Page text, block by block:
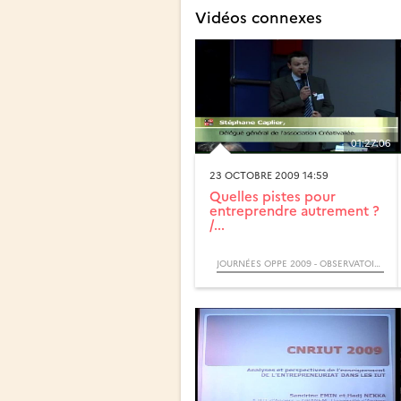
Vidéos connexes
01:27:06
23 OCTOBRE 2009 14:59
Quelles pistes pour
entreprendre autrement ?
/...
JOURNÉES OPPE 2009 - OBSERVATOIRE DES PRATIQUES PÉDAGOGIQUES EN ENTREPRENEURIAT (COLLOQUE)